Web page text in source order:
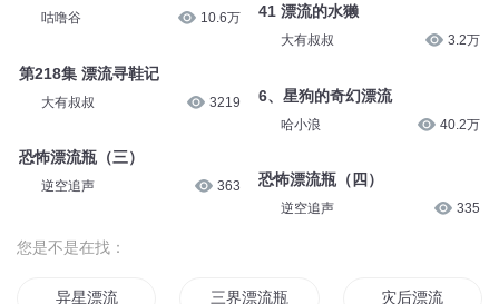
咕噜谷 10.6万
第218集 漂流寻鞋记
大有叔叔 3219
恐怖漂流瓶（三）
逆空追声 363
41 漂流的水獭
大有叔叔 3.2万
6、星狗的奇幻漂流
哈小浪 40.2万
恐怖漂流瓶（四）
逆空追声 335
您是不是在找：
异星漂流 三界漂流瓶 灾后漂流